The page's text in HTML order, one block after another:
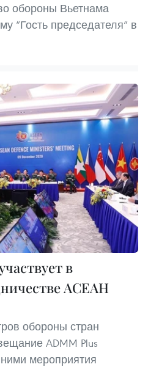
обороны Вьетнама
“Гость председателя” в
в
АСЕАН
обороны стран
ADMM Plus
мероприятия